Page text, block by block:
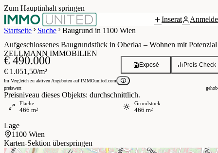
Zum Hauptinhalt springen
Inserat
Startseite
Suche Baugrund in 1100 Wien
Aufgeschlossenes Baugrundstück in Oberlaa – Wohnen mit Potenzial
ZELLMANN IMMOBILIEN
€ 490.000
€ 1.051,50/m²
Im Vergleich zu aktiven Angeboten auf IMMOunited.com
preiswert
Preisniveau dieses Objekts: durchschnittlich.
Preis-Check
Exposé
Fläche
466 m²
Grundstück
466 m²
Lage
1100 Wien
Karten-Sektion überspringen